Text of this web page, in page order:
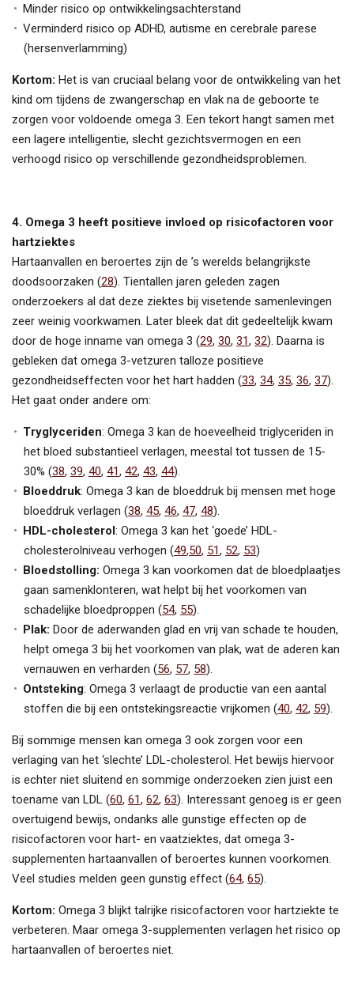
Minder risico op ontwikkelingsachterstand
Verminderd risico op ADHD, autisme en cerebrale parese
(hersenverlamming)
Kortom: Het is van cruciaal belang voor de ontwikkeling van het
kind om tijdens de zwangerschap en vlak na de geboorte te
zorgen voor voldoende omega 3. Een tekort hangt samen met
een lagere intelligentie, slecht gezichtsvermogen en een
verhoogd risico op verschillende gezondheidsproblemen.
4. Omega 3 heeft positieve invloed op risicofactoren voor
hartziektes
Hartaanvallen en beroertes zijn de ’s werelds belangrijkste
doodsoorzaken (28). Tientallen jaren geleden zagen
onderzoekers al dat deze ziektes bij visetende samenlevingen
zeer weinig voorkwamen. Later bleek dat dit gedeeltelijk kwam
door de hoge inname van omega 3 (29, 30, 31, 32). Daarna is
gebleken dat omega 3-vetzuren talloze positieve
gezondheidseffecten voor het hart hadden (33, 34, 35, 36, 37).
Het gaat onder andere om:
Tryglyceriden: Omega 3 kan de hoeveelheid triglyceriden in
het bloed substantieel verlagen, meestal tot tussen de 15-
30% (38, 39, 40, 41, 42, 43, 44).
Bloeddruk: Omega 3 kan de bloeddruk bij mensen met hoge
bloeddruk verlagen (38, 45, 46, 47, 48).
HDL-cholesterol: Omega 3 kan het ‘goede’ HDL-
cholesterolniveau verhogen (49,50, 51, 52, 53)
Bloedstolling: Omega 3 kan voorkomen dat de bloedplaatjes
gaan samenklonteren, wat helpt bij het voorkomen van
schadelijke bloedproppen (54, 55).
Plak: Door de aderwanden glad en vrij van schade te houden,
helpt omega 3 bij het voorkomen van plak, wat de aderen kan
vernauwen en verharden (56, 57, 58).
Ontsteking: Omega 3 verlaagt de productie van een aantal
stoffen die bij een ontstekingsreactie vrijkomen (40, 42, 59).
Bij sommige mensen kan omega 3 ook zorgen voor een
verlaging van het ‘slechte’ LDL-cholesterol. Het bewijs hiervoor
is echter niet sluitend en sommige onderzoeken zien juist een
toename van LDL (60, 61, 62, 63). Interessant genoeg is er geen
overtuigend bewijs, ondanks alle gunstige effecten op de
risicofactoren voor hart- en vaatziektes, dat omega 3-
supplementen hartaanvallen of beroertes kunnen voorkomen.
Veel studies melden geen gunstig effect (64, 65).
Kortom: Omega 3 blijkt talrijke risicofactoren voor hartziekte te
verbeteren. Maar omega 3-supplementen verlagen het risico op
hartaanvallen of beroertes niet.